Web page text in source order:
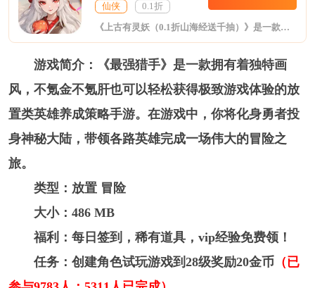
仙侠 0.1折
《上古有灵妖（0.1折山海经送千抽）》是一款以山海经灵妖异兽为主题的国风放置卡牌游戏，在游戏中你将拥有掌控世间万物生命的能力，并以司命的身份探索山海，你将见到众多神话传说中的人物，还会遇到各类传说中的奇珍异兽，同时感受大荒的人文风情。找寻鸿蒙古珏下落的你会结识诸多灵妖伙伴，一路击败六界强敌，最终将会揭开一段来自远古洪荒时期的惊天秘闻。
游戏简介：《最强猎手》是一款拥有着独特画
风，不氪金不氪肝也可以轻松获得极致游戏体验的放
置类英雄养成策略手游。在游戏中，你将化身勇者投
身神秘大陆，带领各路英雄完成一场伟大的冒险之
旅。
类型：放置 冒险
大小：486 MB
福利：每日签到，稀有道具，vip经验免费领！
任务：创建角色试玩游戏到28级奖励20金币（已